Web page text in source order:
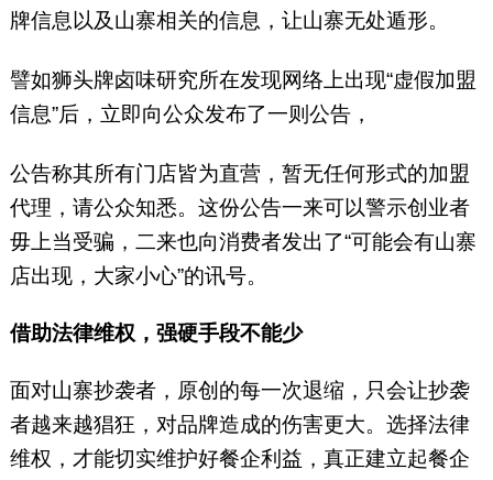
牌信息以及山寨相关的信息，让山寨无处遁形。
譬如狮头牌卤味研究所在发现网络上出现“虚假加盟
信息”后，立即向公众发布了一则公告，
公告称其所有门店皆为直营，暂无任何形式的加盟
代理，请公众知悉。这份公告一来可以警示创业者
毋上当受骗，二来也向消费者发出了“可能会有山寨
店出现，大家小心”的讯号。
借助法律维权，强硬手段不能少
面对山寨抄袭者，原创的每一次退缩，只会让抄袭
者越来越猖狂，对品牌造成的伤害更大。选择法律
维权，才能切实维护好餐企利益，真正建立起餐企